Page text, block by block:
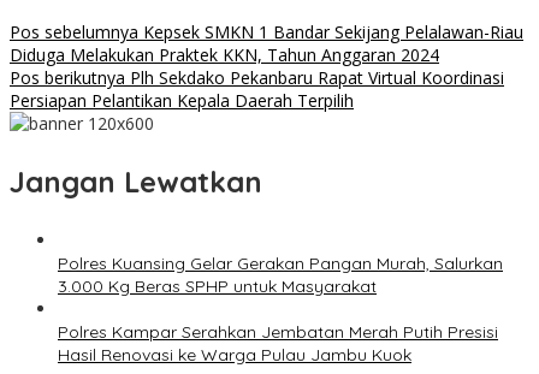
Pos sebelumnya Kepsek SMKN 1 Bandar Sekijang Pelalawan-Riau
Diduga Melakukan Praktek KKN, Tahun Anggaran 2024
Pos berikutnya Plh Sekdako Pekanbaru Rapat Virtual Koordinasi
Persiapan Pelantikan Kepala Daerah Terpilih
Jangan Lewatkan
Polres Kuansing Gelar Gerakan Pangan Murah, Salurkan
3.000 Kg Beras SPHP untuk Masyarakat
Polres Kampar Serahkan Jembatan Merah Putih Presisi
Hasil Renovasi ke Warga Pulau Jambu Kuok